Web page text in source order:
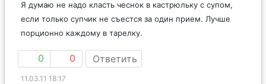
Я думаю не надо класть чеснок в кастрюльку с супом,
если только супчик не съестся за один прием. Лучше
порционно каждому в тарелку.
0 0 Ответить
11.03.11 18:17